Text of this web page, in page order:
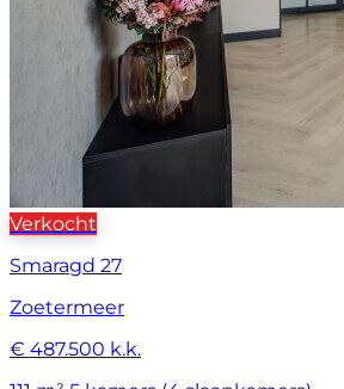
Verkocht
Smaragd 27
Zoetermeer
€ 487.500 k.k.